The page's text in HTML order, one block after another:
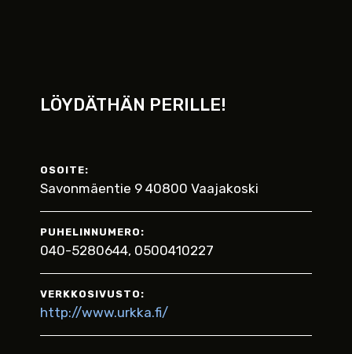
LÖYDÄTHÄN PERILLE!
OSOITE:
Savonmäentie 9 40800 Vaajakoski
PUHELINNUMERO:
040-5280644, 0500410227
VERKKOSIVUSTO:
http://www.urkka.fi/